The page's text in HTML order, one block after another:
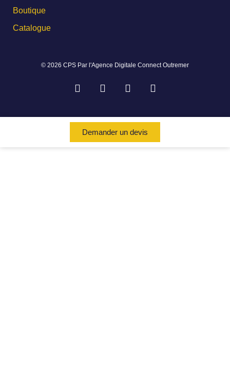
Boutique
Catalogue
© 2026 CPS Par l'Agence Digitale Connect Outremer
Demander un devis